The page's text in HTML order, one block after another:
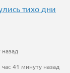
тихо дни
41 минуту назад